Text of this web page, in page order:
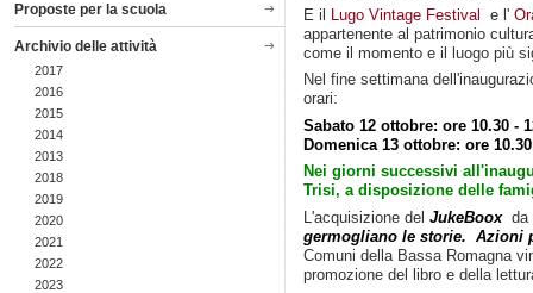
Proposte per la scuola
Archivio delle attività
2017
2016
2015
2014
2013
2018
2019
2020
2021
2022
2023
E il
Lugo Vintage Festival e l'
appartenente al patrimonio
come il momento e il luogo più
Nel fine settimana
orari:
Sabato 12 ottobre: ore 10.30 -
Domenica 13 ottobre: ore
Nei giorni successivi
Trisi, a disposizione delle
L'acquisizione del JukeBoox da
germogliano le storie. Azioni
Comuni della Bassa Romagna
promozione del libro e della